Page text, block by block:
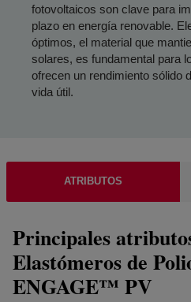
fotovoltaicos son clave para
plazo en energía renovable.
óptimos, el material que
solares, es fundamental para
ofrecen un rendimiento sólido
vida útil.
ATRIBUTOS
Principales
Elastómeros de
ENGAGE™ PV